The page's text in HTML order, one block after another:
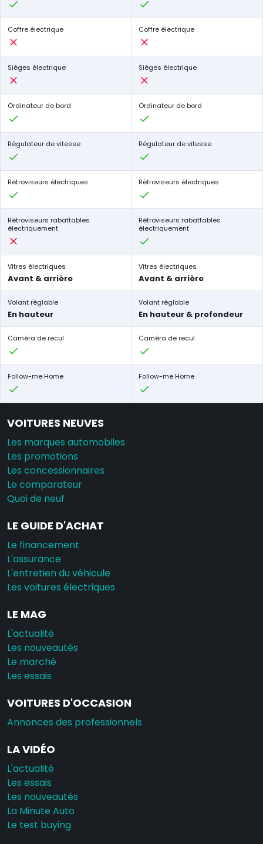
Coffre électrique Coffre électrique
Sièges électrique Sièges électrique
Ordinateur de bord Ordinateur de bord
Régulateur de vitesse Régulateur de vitesse
Rétroviseurs électriques Rétroviseurs électriques
Rétroviseurs rabattables
électriquement
Rétroviseurs rabattables
électriquement
Vitres électriques
Avant & arrière
Vitres électriques
Avant & arrière
Volant réglable
En hauteur
Volant réglable
En hauteur & profondeur
Caméra de recul Caméra de recul
Follow-me Home Follow-me Home
VOITURES NEUVES
Les marques automobiles
Les promotions
Les concessionnaires
Le comparateur
Quoi de neuf
LE GUIDE D'ACHAT
Le financement
L'assurance
L'entretien du véhicule
Les voitures électriques
LE MAG
L'actualité
Les nouveautés
Le marché
Les essais
VOITURES D'OCCASION
Annonces des professionnels
LA VIDÉO
L'actualité
Les essais
Les nouveautés
La Minute Auto
Le test buying